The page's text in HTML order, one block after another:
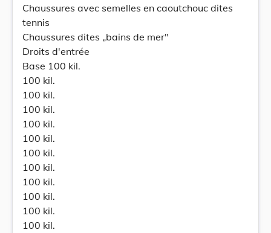
Chaussures avec semelles en caoutchouc dites
tennis
Chaussures dites „bains de mer"
Droits d'entrée
Base 100 kil.
100 kil.
100 kil.
100 kil.
100 kil.
100 kil.
100 kil.
100 kil.
100 kil.
100 kil.
100 kil.
100 kil.